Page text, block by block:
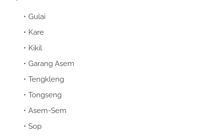
Gulai
Kare
Kikil
Garang Asem
Tengkleng
Tongseng
Asem-Sem
Sop